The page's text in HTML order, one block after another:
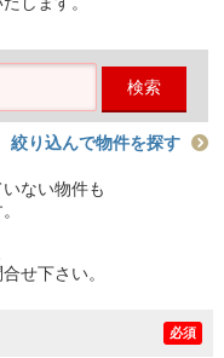
検索
絞り込んで物件を探す
ない物件も
せ下さい。
必須